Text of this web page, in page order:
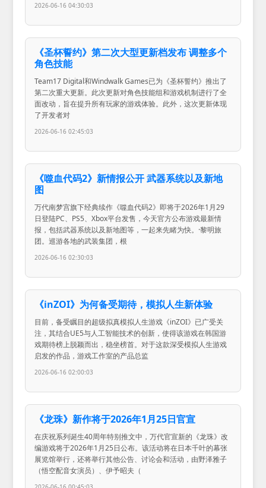
2026-06-16 04:30:03
《圣杯誓约》第二次大型更新档发布 调整多个
角色技能
Team17 Digital和Windwalk Games已为《圣杯誓约》推出了
第二次重大更新。此次更新对角色技能组和游戏机制进行了全
面改动，旨在提升所有玩家的游戏体验。此外，这次更新体现
了开发者对
2026-06-16 02:45:03
《噬血代码2》新情报公开 武器系统以及新地
图
万代南梦宫旗下经典续作《噬血代码2》即将于2026年1月29
日登陆PC、PS5、Xbox平台发售，今天官方公布游戏最新情
报，包括武器系统以及新地图等，一起来先睹为快。·黎明旅
团。巡游各地的武装集团，根
2026-06-16 02:30:03
《inZOI》为何备受期待，模拟人生新体验
目前，备受瞩目的超级拟真模拟人生游戏《inZOI》已广受关
注，其结合UE5与人工智能技术的创新，使得该游戏在韩国游
戏期待榜上脱颖而出，稳坐榜首。对于这款深受模拟人生游戏
启发的作品，游戏工作室的产品总监
2026-06-16 02:00:03
《龙珠》新作将于2026年1月25日官宣
在庆祝系列诞生40周年特别推文中，万代官宣新的《龙珠》改
编游戏将于2026年1月25日公布。该活动将在日本千叶的幕张
展览馆举行，还将举行其他公告、讨论会和活动，由野泽雅子
（悟空配音女演员）、伊予昭夫（